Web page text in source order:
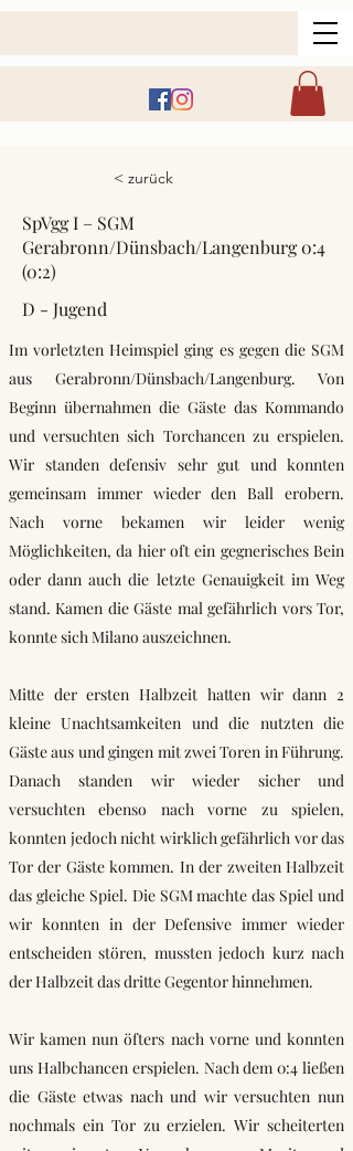
< zurück
SpVgg I – SGM
Gerabronn/Dünsbach/Langenburg 0:4
(0:2)
D - Jugend
Im vorletzten Heimspiel ging es gegen die SGM
aus Gerabronn/Dünsbach/Langenburg. Von
Beginn übernahmen die Gäste das Kommando
und versuchten sich Torchancen zu erspielen.
Wir standen defensiv sehr gut und konnten
gemeinsam immer wieder den Ball erobern.
Nach vorne bekamen wir leider wenig
Möglichkeiten, da hier oft ein gegnerisches Bein
oder dann auch die letzte Genauigkeit im Weg
stand. Kamen die Gäste mal gefährlich vors Tor,
konnte sich Milano auszeichnen.
Mitte der ersten Halbzeit hatten wir dann 2
kleine Unachtsamkeiten und die nutzten die
Gäste aus und gingen mit zwei Toren in Führung.
Danach standen wir wieder sicher und
versuchten ebenso nach vorne zu spielen,
konnten jedoch nicht wirklich gefährlich vor das
Tor der Gäste kommen. In der zweiten Halbzeit
das gleiche Spiel. Die SGM machte das Spiel und
wir konnten in der Defensive immer wieder
entscheiden stören, mussten jedoch kurz nach
der Halbzeit das dritte Gegentor hinnehmen.
Wir kamen nun öfters nach vorne und konnten
uns Halbchancen erspielen. Nach dem 0:4 ließen
die Gäste etwas nach und wir versuchten nun
nochmals ein Tor zu erzielen. Wir scheiterten